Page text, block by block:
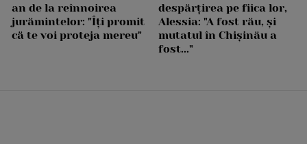
an de la reînnoirea
jurămintelor: "Îți promit
că te voi proteja mereu"
despărțirea pe fiica lor,
Alessia: "A fost rău, și
mutatul în Chișinău a
fost..."